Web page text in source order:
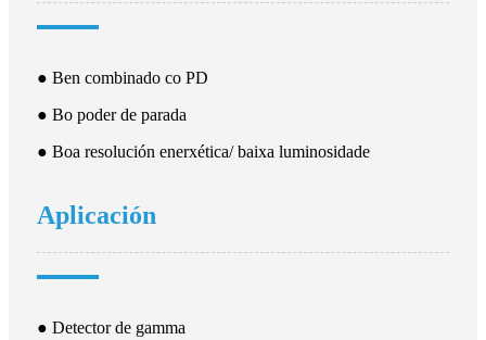
● Ben combinado co PD
● Bo poder de parada
● Boa resolución enerxética/ baixa luminosidade
Aplicación
● Detector de gamma